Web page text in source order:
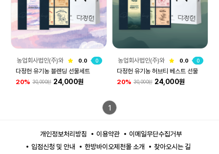
농업회사법인(주)와
이케이컴퍼니
0.0 0
다정헌 유기농 블렌딩 선물세트
20% 30,000원 24,000원
농업회사법인(주)와
이케이컴퍼니
0.0 0
다정헌 유기농 허브티 베스트 선물
세트
20% 30,000원 24,000원
1
개인정보처리방침 이용약관
이메일무단수집거부
입점신청 및 안내
한방바이오제천몰 소개 찾아오시는 길